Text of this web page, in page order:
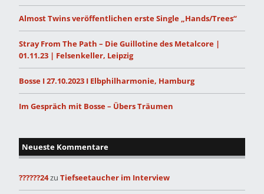
Almost Twins veröffentlichen erste Single „Hands/Trees“
Stray From The Path – Die Guillotine des Metalcore |
01.11.23 | Felsenkeller, Leipzig
Bosse I 27.10.2023 I Elbphilharmonie, Hamburg
Im Gespräch mit Bosse – Übers Träumen
Neueste Kommentare
??????24zu Tiefseetaucher im Interview